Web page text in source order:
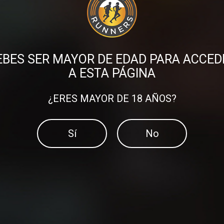
SER MAYOR DE EDAD PARA
A ESTA PÁGINA
¿ERES MAYOR DE 18 AÑOS?
Sí No